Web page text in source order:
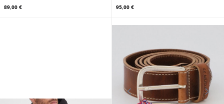
89,00 € 95,00 €